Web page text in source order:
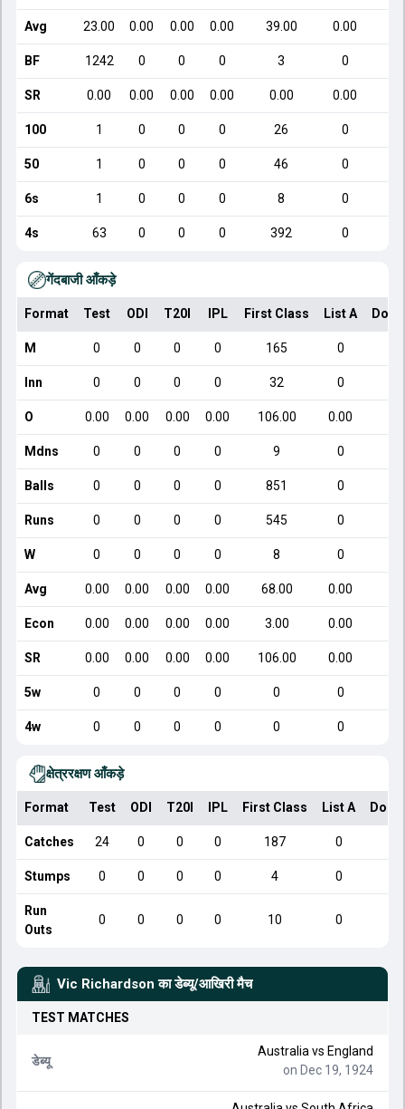
Avg 23.00 0.00 0.00 0.00 39.00 0.00
BF 1242 0 0 0 3 0
SR 0.00 0.00 0.00 0.00 0.00 0.00
100 1 0 0 0 26 0
50 1 0 0 0 46 0
6s 1 0 0 0 8 0
4s 63 0 0 0 392 0
गेंदबाजी आँकड़े
Format Test ODI T20I IPL First Class List A
M 0 0 0 0 165 0
Inn 0 0 0 0 32 0
O 0.00 0.00 0.00 0.00 106.00 0.00
Mdns 0 0 0 0 9 0
Balls 0 0 0 0 851 0
Runs 0 0 0 0 545 0
W 0 0 0 0 8 0
Avg 0.00 0.00 0.00 0.00 68.00 0.00
Econ 0.00 0.00 0.00 0.00 3.00 0.00
SR 0.00 0.00 0.00 0.00 106.00 0.00
5w 0 0 0 0 0 0
4w 0 0 0 0 0 0
क्षेत्ररक्षण आँकड़े
Format Test ODI T20I IPL First Class List A
Catches 24 0 0 0 187 0
Stumps 0 0 0 0 4 0
Run
Outs
0 0 0 0 10 0
Vic Richardson का डेब्यू/आखिरी मैच
TEST MATCHES
डेब्यू
Australia vs England
on Dec 19, 1924